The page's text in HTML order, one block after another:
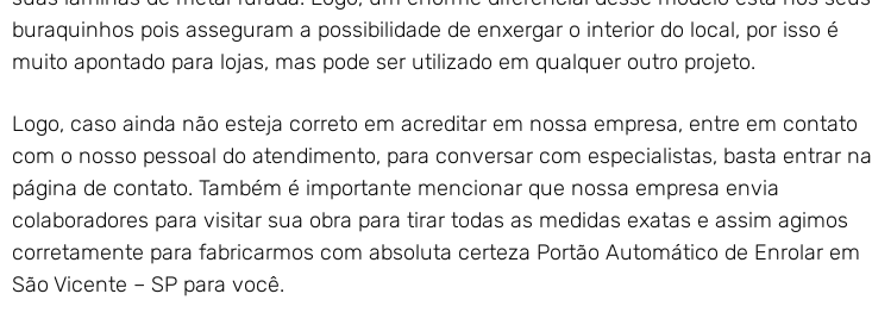
buraquinhos pois asseguram a possibilidade de enxergar o interior do local, por isso é
muito apontado para lojas, mas pode ser utilizado em qualquer outro projeto.
Logo, caso ainda não esteja correto em acreditar em nossa empresa, entre em contato
com o nosso pessoal do atendimento, para conversar com especialistas, basta entrar na
página de contato. Também é importante mencionar que nossa empresa envia
colaboradores para visitar sua obra para tirar todas as medidas exatas e assim agimos
corretamente para fabricarmos com absoluta certeza Portão Automático de Enrolar em
São Vicente – SP para você.